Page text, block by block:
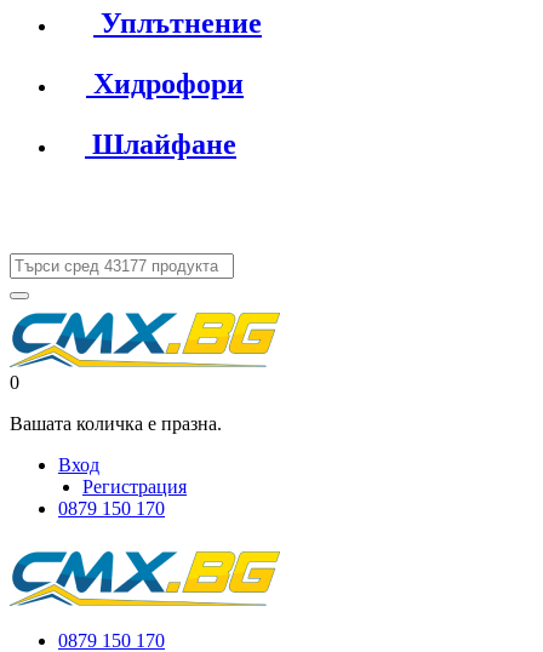
Уплътнение
Хидрофори
Шлайфане
0
Вашата количка е празна.
Вход
Регистрация
0879 150 170
0879 150 170